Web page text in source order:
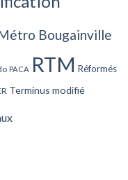
Bougainville
PACA RTM Réformés
Terminus modifié